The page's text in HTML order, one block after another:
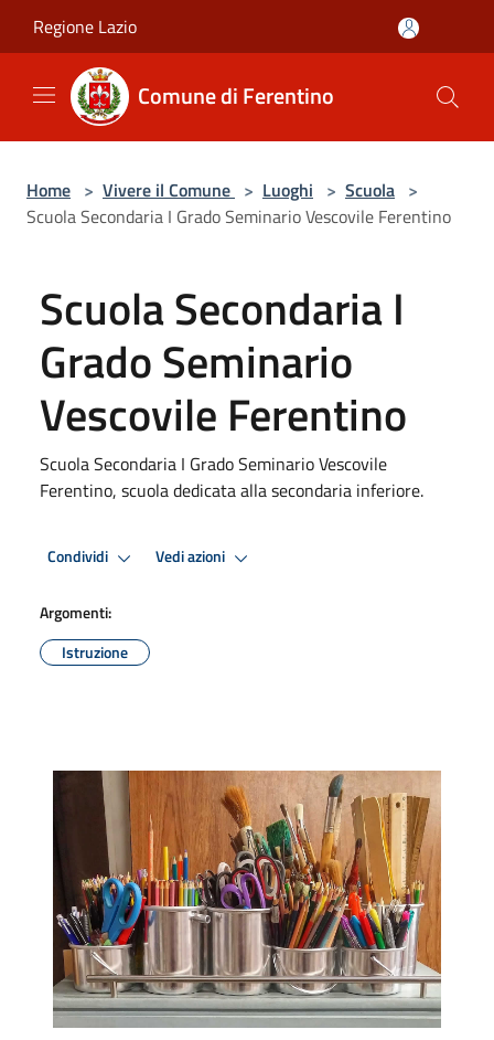
Regione Lazio
Comune di Ferentino
Home > Vivere il Comune > Luoghi > Scuola >
Scuola Secondaria I Grado Seminario Vescovile Ferentino
Scuola Secondaria I
Grado Seminario
Vescovile Ferentino
Scuola Secondaria I Grado Seminario Vescovile
Ferentino, scuola dedicata alla secondaria inferiore.
Condividi Vedi azioni
Argomenti:
Istruzione